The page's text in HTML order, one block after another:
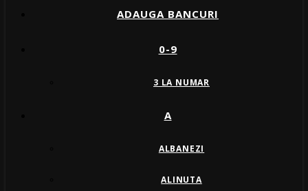
ADAUGA BANCURI
0-9
3 LA NUMAR
A
ALBANEZI
ALINUTA